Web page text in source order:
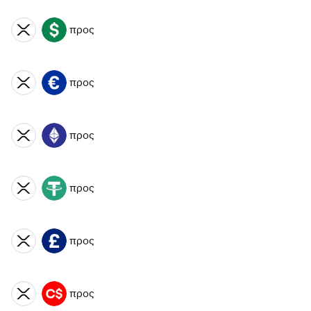
XRP USD προς
XRP EUR προς
XRP ETH προς
XRP USDT προς
XRP GBP προς
XRP CAD προς